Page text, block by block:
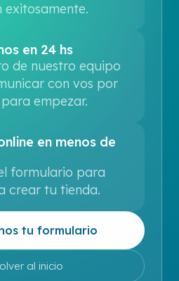
exitosamente.
en 24 hs
de nuestro equipo
con vos por
empezar.
en menos de
formulario para
crear tu tienda.
tu formulario
al inicio